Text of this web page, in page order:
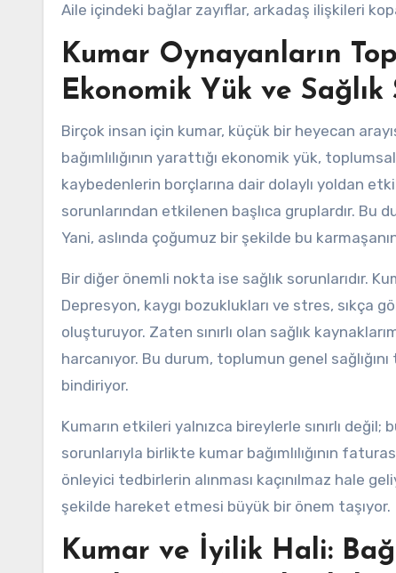
Aile içindeki bağlar zayıflar, arkadaş ilişkileri
Kumar Oynayanların
Ekonomik Yük ve Sağlık
Birçok insan için kumar, küçük bir heyecan
bağımlılığının yarattığı ekonomik yük,
kaybedenlerin borçlarına dair dolaylı yoldan
sorunlarından etkilenen başlıca gruplardır. Bu
Yani, aslında çoğumuz bir şekilde bu
Bir diğer önemli nokta ise sağlık sorunlarıdır.
Depresyon, kaygı bozuklukları ve stres, sıkça
oluşturuyor. Zaten sınırlı olan sağlık
harcanıyor. Bu durum, toplumun genel
bindiriyor.
Kumarın etkileri yalnızca bireylerle sınırlı
sorunlarıyla birlikte kumar bağımlılığının
önleyici tedbirlerin alınması kaçınılmaz hale
şekilde hareket etmesi büyük bir önem taşıyor.
Kumar ve İyilik Hali: